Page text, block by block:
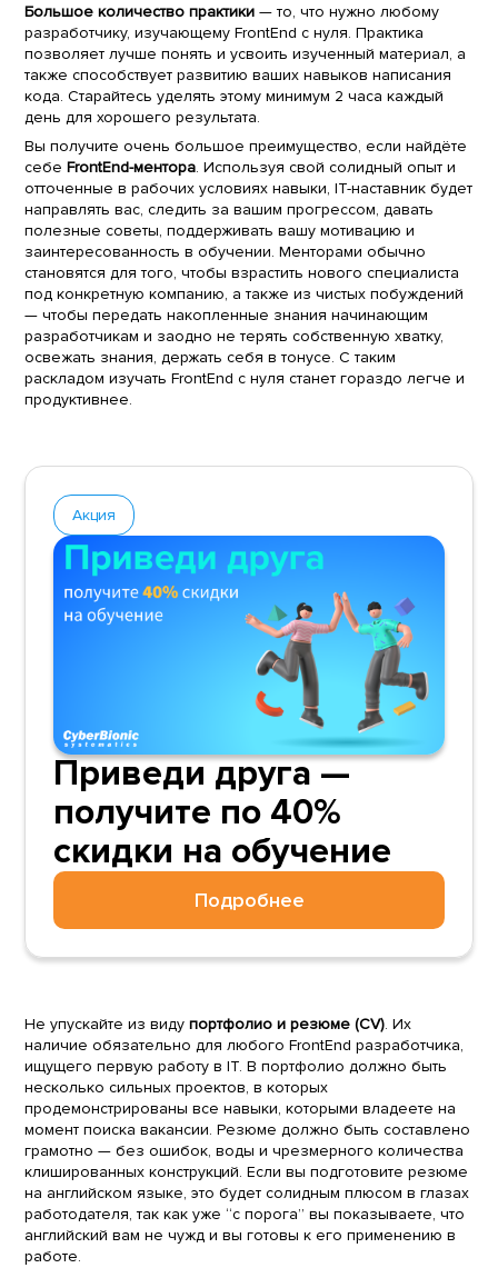
Большое количество практики — то, что нужно любому
разработчику, изучающему FrontEnd с нуля. Практика
позволяет лучше понять и усвоить изученный материал, а
также способствует развитию ваших навыков написания
кода. Старайтесь уделять этому минимум 2 часа каждый
день для хорошего результата.
Вы получите очень большое преимущество, если найдёте
себеFrontEnd-ментора. Используя свой солидный опыт и
отточенные в рабочих условиях навыки, IT-наставник будет
направлять вас, следить за вашим прогрессом, давать
полезные советы, поддерживать вашу мотивацию и
заинтересованность в обучении. Менторами обычно
становятся для того, чтобы взрастить нового специалиста
под конкретную компанию, а также из чистых побуждений
— чтобы передать накопленные знания начинающим
разработчикам и заодно не терять собственную хватку,
освежать знания, держать себя в тонусе. С таким
раскладом изучать FrontEnd с нуля станет гораздо легче и
продуктивнее.
Акция
Приведи друга —
получите по 40%
скидки на обучение
Подробнее
Не упускайте из видупортфолио и резюме (CV). Их
наличие обязательно для любого FrontEnd разработчика,
ищущего первую работу в IT. В портфолио должно быть
несколько сильных проектов, в которых
продемонстрированы все навыки, которыми владеете на
момент поиска вакансии. Резюме должно быть составлено
грамотно — без ошибок, воды и чрезмерного количества
клишированных конструкций. Если вы подготовите резюме
на английском языке, это будет солидным плюсом в глазах
работодателя, так как уже “с порога” вы показываете, что
английский вам не чужд и вы готовы к его применению в
работе.